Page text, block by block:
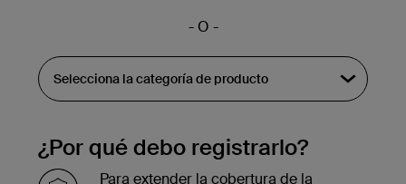
- O -
¿Por qué debo registrarlo?
Para extender la cobertura de la